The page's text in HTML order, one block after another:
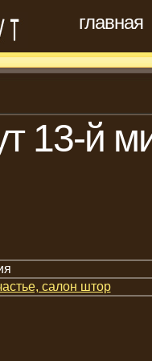
главная
13-й
салон штор